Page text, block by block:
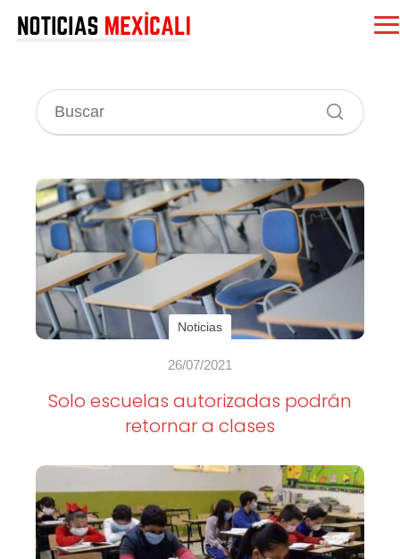
Noticias
26/07/2021
Solo escuelas autorizadas podrán
retornar a clases